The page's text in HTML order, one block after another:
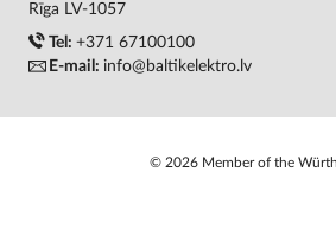
Rīga LV-1057
Tel: +371 67100100
E-mail: info@baltikelektro.lv
© 2026 Member of the